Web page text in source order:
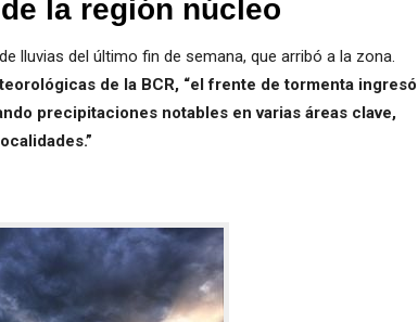
la región núcleo
lluvias del último fin de semana, que arribó a la zona.
de la BCR, “el frente de tormenta ingresó
precipitaciones notables en varias áreas clave,